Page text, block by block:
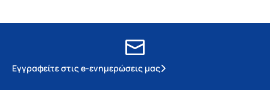
Εγγραφείτε στις e-ενημερώσεις μας